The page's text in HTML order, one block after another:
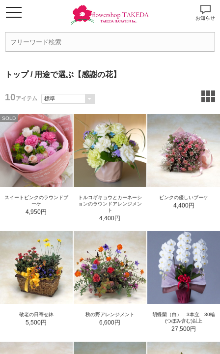
お知らせ
トップ/ 用途で選ぶ【感謝の花】
10アイテム
SOLD
スイートピンクのラウンドブ
ーケ
4,950円
トルコギキョウとカーネーシ
ョンのラウンドアレンジメン
ト
4,400円
ピンクの優しいブーケ
4,400円
敬老の日寄せ鉢
5,500円
秋の野アレンジメント
6,600円
胡蝶蘭（白） 3本立 30輪
(つぼみ含む)以上
27,500円